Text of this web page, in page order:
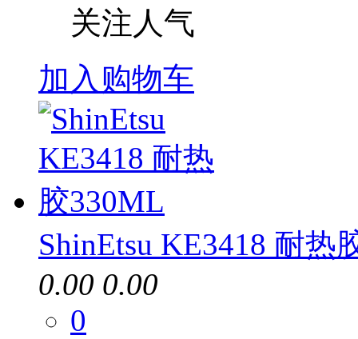
关注人气
加入购物车
ShinEtsu KE3418 耐热
0.00 0.00
0